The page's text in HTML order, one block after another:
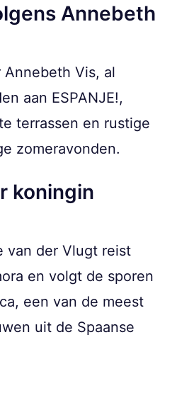
Annebeth
Vis, al
aan ESPANJE!,
terrassen en rustige
zomeravonden.
koningin
van der Vlugt reist
en volgt de sporen
een van de meest
uit de Spaanse